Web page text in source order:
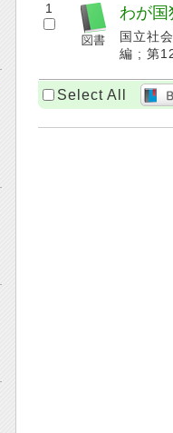
1 わが
国立社
編 ; 第
Select All